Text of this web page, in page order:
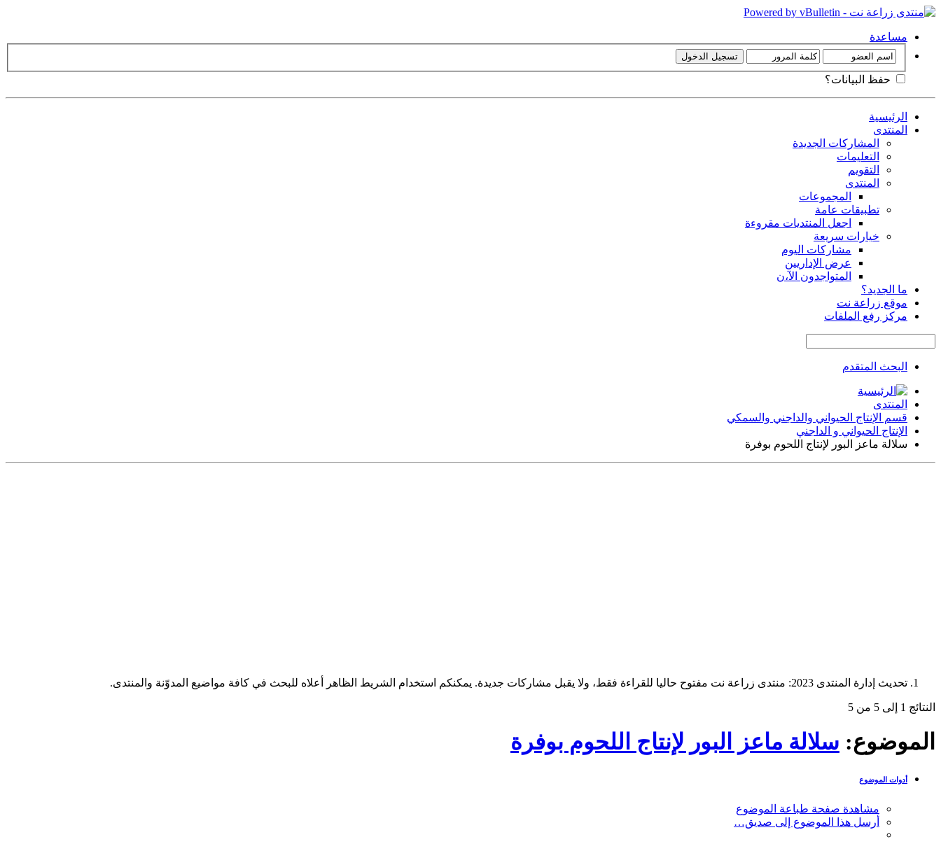
مساعدة
حفظ البيانات؟
الرئيسية
المنتدى
المشاركات الجديدة
التعليمات
التقويم
المنتدى
المجموعات
تطبيقات عامة
اجعل المنتديات مقروءة
خيارات سريعة
مشاركات اليوم
عرض الإداريين
المتواجدون الآ،ن
ما الجديد؟
موقع زراعة نت
مركز رفع الملفات
البحث المتقدم
المنتدى
قسم الإنتاج الحيواني والداجني والسمكي
الإنتاج الحيواني و الداجني
سلالة ماعز البور لإنتاج اللحوم بوفرة
تحديث إدارة المنتدى 2023: منتدى زراعة نت مفتوح حاليا للقراءة فقط، ولا يقبل مشاركات جديدة. يمكنكم استخدام الشريط الظاهر أعلاه للبحث في كافة مواضيع المدوّنة والمنتدى.
النتائج 1 إلى 5 من 5
الموضوع: سلالة ماعز البور لإنتاج اللحوم بوفرة
أدوات الموضوع
مشاهدة صفحة طباعة الموضوع
أرسل هذا الموضوع إلى صديق…